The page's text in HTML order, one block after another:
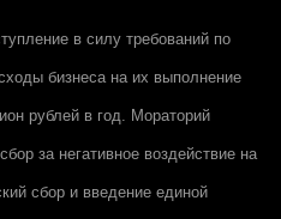
в силу требований по
бизнеса на их выполнение
рублей в год. Мораторий
за негативное воздействие на
сбор и введение единой